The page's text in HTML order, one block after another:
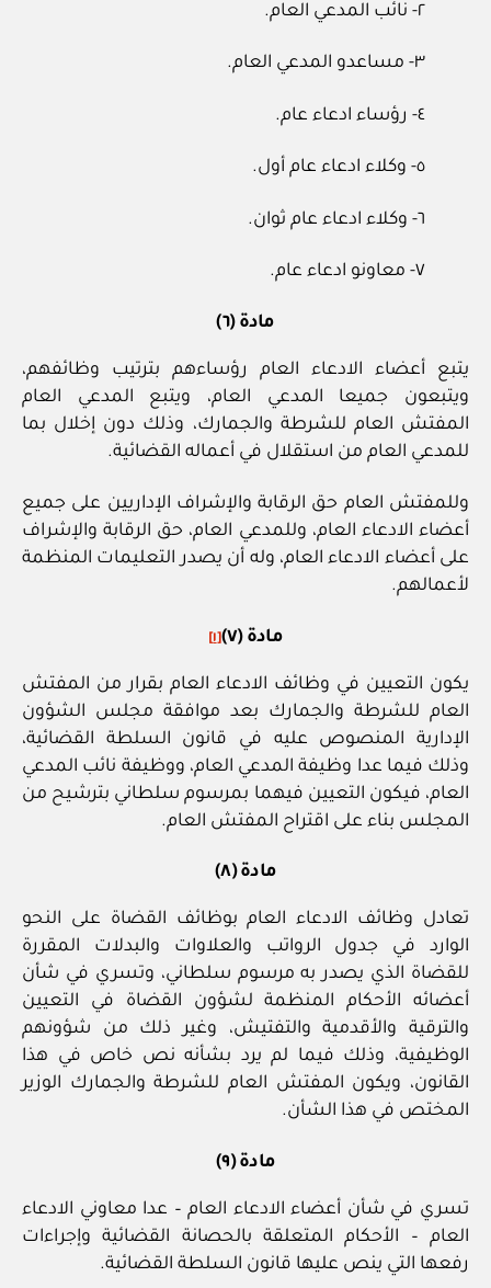
٢- نائب المدعي العام.
٣- مساعدو المدعي العام.
٤- رؤساء ادعاء عام.
٥- وكلاء ادعاء عام أول.
٦- وكلاء ادعاء عام ثوان.
٧- معاونو ادعاء عام.
مادة (٦)
يتبع أعضاء الادعاء العام رؤساءهم بترتيب وظائفهم،
ويتبعون جميعا المدعي العام، ويتبع المدعي العام
المفتش العام للشرطة والجمارك، وذلك دون إخلال بما
للمدعي العام من استقلال في أعماله القضائية.
وللمفتش العام حق الرقابة والإشراف الإداريين على جميع
أعضاء الادعاء العام، وللمدعي العام، حق الرقابة والإشراف
على أعضاء الادعاء العام، وله أن يصدر التعليمات المنظمة
لأعمالهم.
مادة (٧) [١]
يكون التعيين في وظائف الادعاء العام بقرار من المفتش
العام للشرطة والجمارك بعد موافقة مجلس الشؤون
الإدارية المنصوص عليه في قانون السلطة القضائية،
وذلك فيما عدا وظيفة المدعي العام، ووظيفة نائب المدعي
العام، فيكون التعيين فيهما بمرسوم سلطاني بترشيح من
المجلس بناء على اقتراح المفتش العام.
مادة (٨)
تعادل وظائف الادعاء العام بوظائف القضاة على النحو
الوارد في جدول الرواتب والعلاوات والبدلات المقررة
للقضاة الذي يصدر به مرسوم سلطاني، وتسري في شأن
أعضائه الأحكام المنظمة لشؤون القضاة في التعيين
والترقية والأقدمية والتفتيش، وغير ذلك من شؤونهم
الوظيفية، وذلك فيما لم يرد بشأنه نص خاص في هذا
القانون، ويكون المفتش العام للشرطة والجمارك الوزير
المختص في هذا الشأن.
مادة (٩)
تسري في شأن أعضاء الادعاء العام – عدا معاوني الادعاء
العام – الأحكام المتعلقة بالحصانة القضائية وإجراءات
رفعها التي ينص عليها قانون السلطة القضائية.